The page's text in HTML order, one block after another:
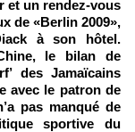
et un rendez-vous
de «Berlin 2009»,
à son hôtel.
le bilan de
des Jamaïcains
avec le patron de
pas manqué de
sportive du